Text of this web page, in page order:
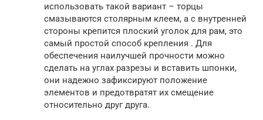
использовать такой вариант – торцы
смазываются столярным клеем, а с внутренней
стороны крепится плоский уголок для рам, это
самый простой способ крепления . Для
обеспечения наилучшей прочности можно
сделать на углах разрезы и вставить шпонки,
они надежно зафиксируют положение
элементов и предотвратят их смещение
относительно друг друга.